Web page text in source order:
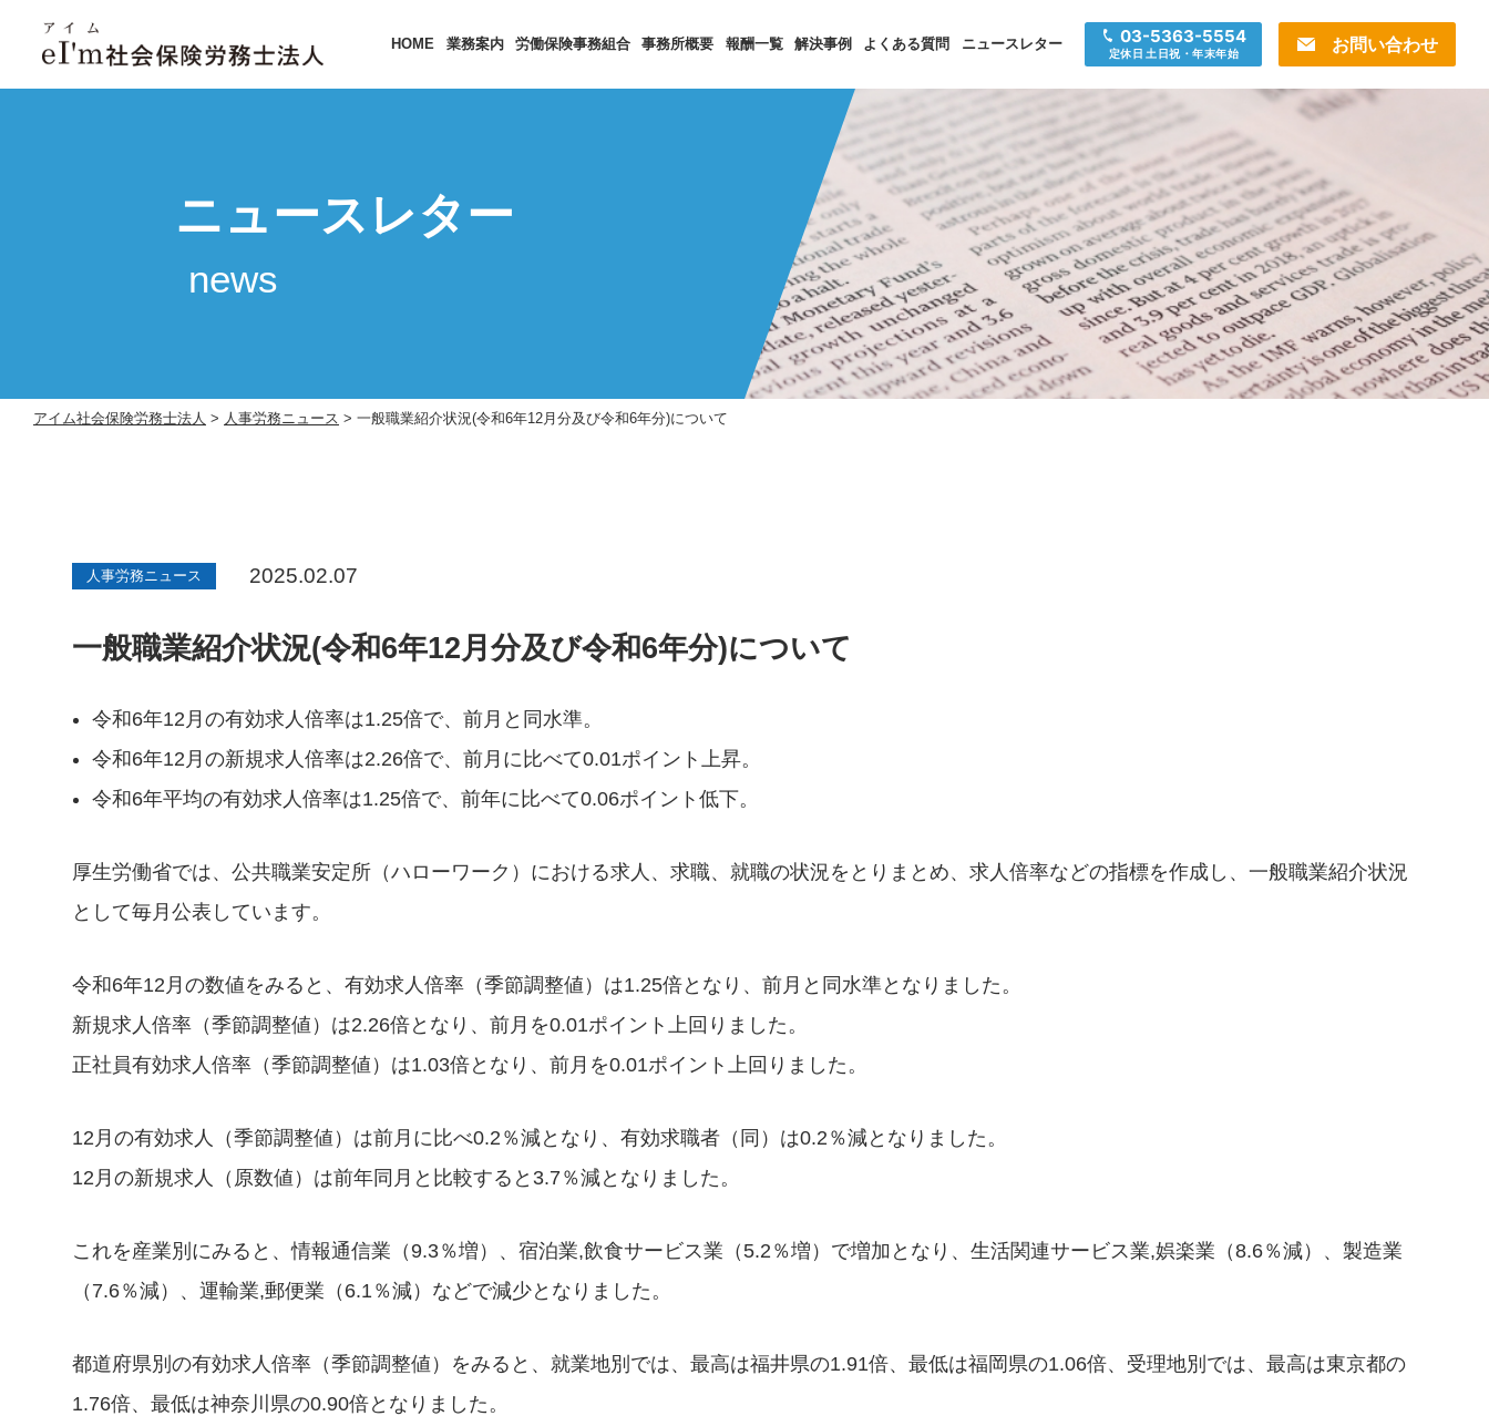
HOME 業務案内 労働保険事務組合 事務所概要 報酬一覧 解決事例 よくある質問 ニュースレター 03-5363-5554
定休日 土日祝・年末年始 お問い合わせ
ニュースレター
news
アイム社会保険労務士法人 > 人事労務ニュース > 一般職業紹介状況(令和6年12月分及び令和6年分)について
人事労務ニュース 2025.02.07
一般職業紹介状況(令和6年12月分及び令和6年分)について
令和6年12月の有効求人倍率は1.25倍で、前月と同水準。
令和6年12月の新規求人倍率は2.26倍で、前月に比べて0.01ポイント上昇。
令和6年平均の有効求人倍率は1.25倍で、前年に比べて0.06ポイント低下。
厚生労働省では、公共職業安定所（ハローワーク）における求人、求職、就職の状況をとりまとめ、求人倍率などの指標を作成し、一般職業紹介状況
として毎月公表しています。
令和6年12月の数値をみると、有効求人倍率（季節調整値）は1.25倍となり、前月と同水準となりました。
新規求人倍率（季節調整値）は2.26倍となり、前月を0.01ポイント上回りました。
正社員有効求人倍率（季節調整値）は1.03倍となり、前月を0.01ポイント上回りました。
12月の有効求人（季節調整値）は前月に比べ0.2％減となり、有効求職者（同）は0.2％減となりました。
12月の新規求人（原数値）は前年同月と比較すると3.7％減となりました。
これを産業別にみると、情報通信業（9.3％増）、宿泊業,飲食サービス業（5.2％増）で増加となり、生活関連サービス業,娯楽業（8.6％減）、製造業
（7.6％減）、運輸業,郵便業（6.1％減）などで減少となりました。
都道府県別の有効求人倍率（季節調整値）をみると、就業地別では、最高は福井県の1.91倍、最低は福岡県の1.06倍、受理地別では、最高は東京都の
1.76倍、最低は神奈川県の0.90倍となりました。